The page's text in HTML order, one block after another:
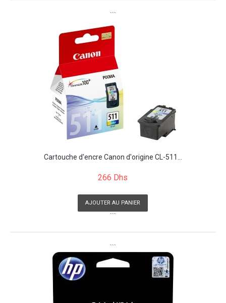
```
Cartouche d'encre Canon d'origine CL-511...
266 Dhs
AJOUTER AU PANIER
```
```